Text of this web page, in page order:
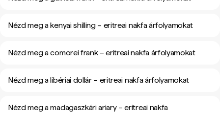
Nézd meg a kenyai shilling – eritreai nakfa árfolyamokat
Nézd meg a comorei frank – eritreai nakfa árfolyamokat
Nézd meg a libériai dollár – eritreai nakfa árfolyamokat
Nézd meg a madagaszkári ariary – eritreai nakfa